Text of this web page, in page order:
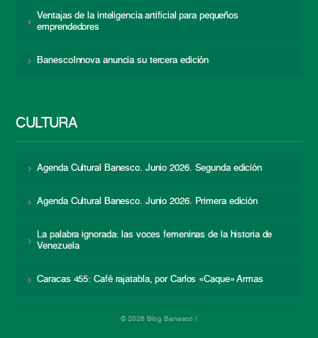
Ventajas de la inteligencia artificial para pequeños
emprendedores
BanescoInnova anuncia su tercera edición
CULTURA
Agenda Cultural Banesco. Junio 2026. Segunda edición
Agenda Cultural Banesco. Junio 2026. Primera edición
La palabra ignorada: las voces femeninas de la historia de
Venezuela
Caracas 455: Café rajatabla, por Carlos «Caque» Armas
© 2026 Blog Banesco |